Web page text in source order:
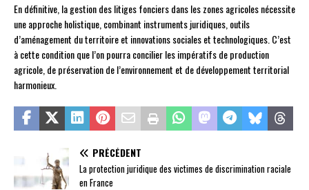
En définitive, la gestion des litiges fonciers dans les zones agricoles nécessite
une approche holistique, combinant instruments juridiques, outils
d’aménagement du territoire et innovations sociales et technologiques. C’est
à cette condition que l’on pourra concilier les impératifs de production
agricole, de préservation de l’environnement et de développement territorial
harmonieux.
PRÉCÉDENT
La protection juridique des victimes de discrimination raciale
en France